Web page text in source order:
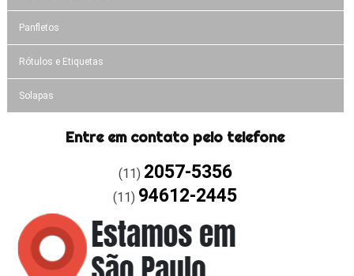
Panfletos
Rótulos e Etiquetas
Solapas
Entre em contato pelo telefone
(11) 2057-5356
(11) 94612-2445